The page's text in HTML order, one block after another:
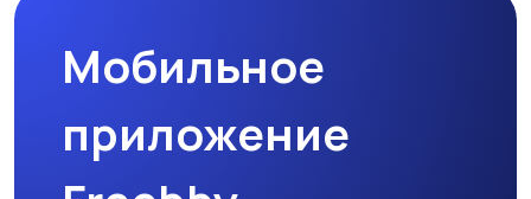
Тренажеры и фитнес Спортивное питание
Мобильное
приложение